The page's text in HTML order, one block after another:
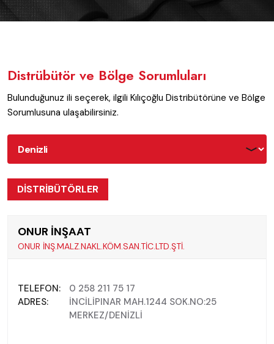
Distrübütör ve Bölge Sorumluları
Bulunduğunuz ili seçerek, ilgili Kılıçoğlu Distribütörüne ve Bölge
Sorumlusuna ulaşabilirsiniz.
DİSTRİBÜTÖRLER
ONUR İNŞAAT
ONUR İNŞ.MALZ.NAKL.KÖM.SAN.TİC.LTD.ŞTİ.
TELEFON:
0 258 211 75 17
ADRES:
İNCİLİPINAR MAH.1244 SOK.NO:25
MERKEZ/DENİZLİ